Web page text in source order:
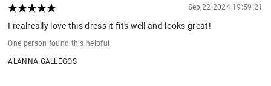
Sep,22 2024 19:59:21
I realreally love this dress it fits well and looks great!
One person found this helpful
ALANNA GALLEGOS